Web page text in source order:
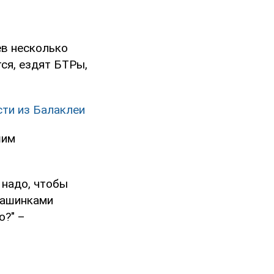
несколько
ездят БТРы,
из Балаклеи
надо, чтобы
–